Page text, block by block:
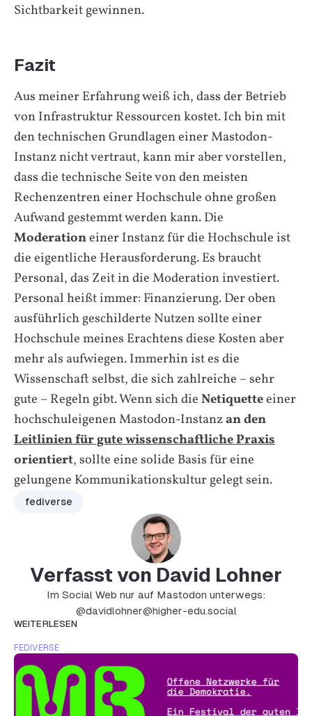
Sichtbarkeit gewinnen.
Fazit
Aus meiner Erfahrung weiß ich, dass der Betrieb
von Infrastruktur Ressourcen kostet. Ich bin mit
den technischen Grundlagen einer Mastodon-
Instanz nicht vertraut, kann mir aber vorstellen,
dass die technische Seite von den meisten
Rechenzentren einer Hochschule ohne großen
Aufwand gestemmt werden kann. Die
Moderationeiner Instanz für die Hochschule ist
die eigentliche Herausforderung. Es braucht
Personal, das Zeit in die Moderation investiert.
Personal heißt immer: Finanzierung. Der oben
ausführlich geschilderte Nutzen sollte einer
Hochschule meines Erachtens diese Kosten aber
mehr als aufwiegen. Immerhin ist es die
Wissenschaft selbst, die sich zahlreiche – sehr
gute – Regeln gibt. Wenn sich dieNetiquetteeiner
hochschuleigenen Mastodon-Instanzan den
Leitlinien für gute wissenschaftliche Praxis
orientiert, sollte eine solide Basis für eine
gelungene Kommunikationskultur gelegt sein.
fediverse
Verfasst von David Lohner
Im Social Web nur auf Mastodon unterwegs:
@davidlohner@higher-edu.social
WEITERLESEN
FEDIVERSE